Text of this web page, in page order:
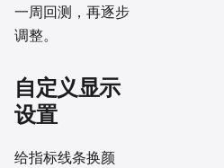
一周回测，再逐步
调整。
自定义显示
设置
给指标线条换颜